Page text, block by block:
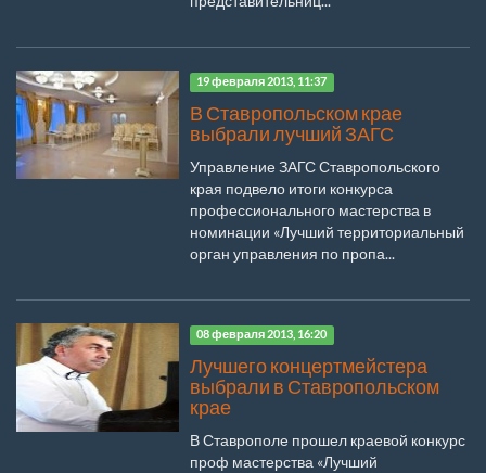
19 февраля 2013, 11:37
В Ставропольском крае
выбрали лучший ЗАГС
Управление ЗАГС Ставропольского
края подвело итоги конкурса
профессионального мастерства в
номинации «Лучший территориальный
орган управления по пропа...
08 февраля 2013, 16:20
Лучшего концертмейстера
выбрали в Ставропольском
крае
В Ставрополе прошел краевой конкурс
проф мастерства «Лучший